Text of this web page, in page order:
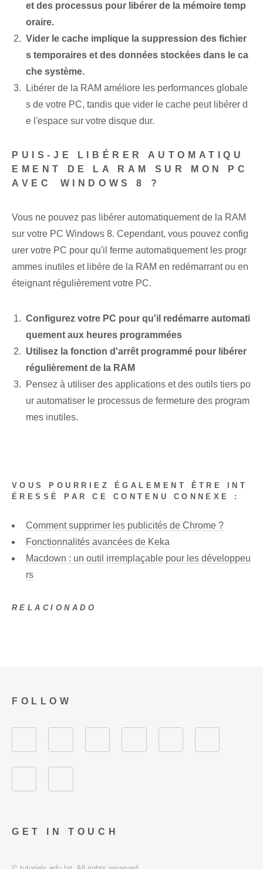
et des processus pour libérer de la mémoire temp
oraire.
Vider le cache implique la suppression des fichier
s temporaires et des données stockées dans le ca
che système.
Libérer de la RAM améliore les performances globale
s de votre PC, tandis que vider le cache peut libérer d
e l'espace sur votre disque dur.
PUIS-JE LIBÉRER AUTOMATIQU
EMENT DE LA RAM SUR MON ‌PC
​AVEC ⁤WINDOWS 8 ?
Vous ne pouvez pas libérer automatiquement de la RAM
sur votre PC Windows 8. Cependant, vous pouvez config
urer votre PC pour qu'il ferme automatiquement les progr
ammes inutiles et libère de la RAM en redémarrant ou en
éteignant régulièrement votre PC.
Configurez votre PC pour qu'il redémarre automati
quement aux heures programmées
Utilisez la fonction d'arrêt programmé pour libérer
régulièrement de la RAM
Pensez à utiliser des applications et des outils tiers po
ur automatiser le processus de fermeture des program
mes inutiles.
VOUS POURRIEZ ÉGALEMENT ÊTRE INT
ÉRESSÉ PAR CE CONTENU CONNEXE :
Comment supprimer les publicités de Chrome ?
Fonctionnalités avancées de Keka
Macdown : un outil irremplaçable pour les développeu
rs
RELACIONADO
GET IN TOUCH
FOLLOW